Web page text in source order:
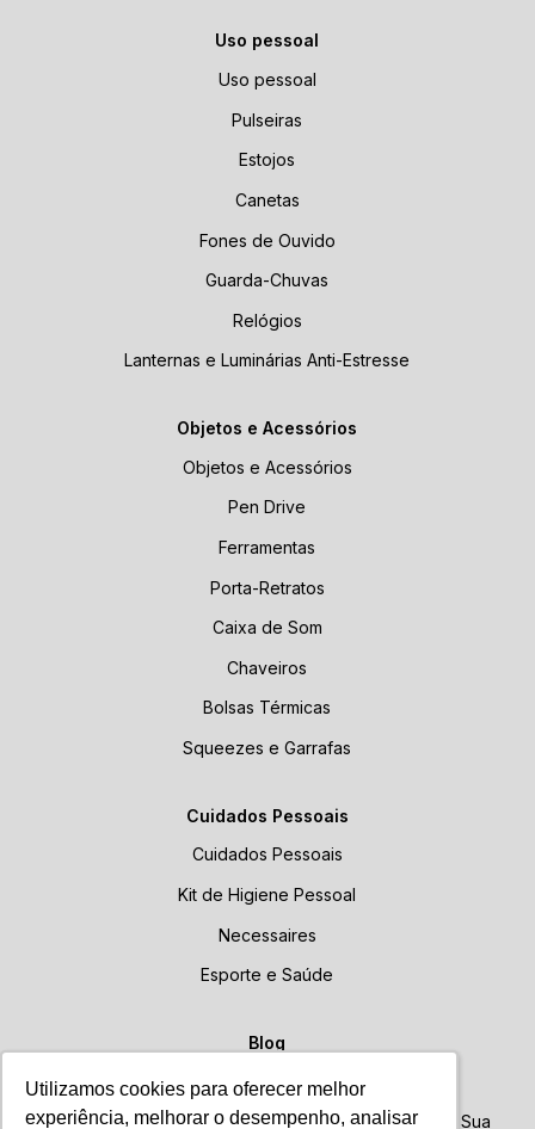
Utilizamos cookies para oferecer melhor
experiência, melhorar o desempenho, analisar
Utilizamos cookies para oferecer melhor
experiência, melhorar o desempenho, analisar
Uso pessoal
Uso pessoal
Pulseiras
Estojos
Canetas
Fones de Ouvido
Guarda-Chuvas
Relógios
Lanternas e Luminárias Anti-Estresse
Objetos e Acessórios
Objetos e Acessórios
Pen Drive
Ferramentas
Porta-Retratos
Caixa de Som
Chaveiros
Bolsas Térmicas
Squeezes e Garrafas
Cuidados Pessoais
Cuidados Pessoais
Kit de Higiene Pessoal
Necessaires
Esporte e Saúde
Blog
Blog
Brindes Personalizados: Como Escolher o Ideal para Sua